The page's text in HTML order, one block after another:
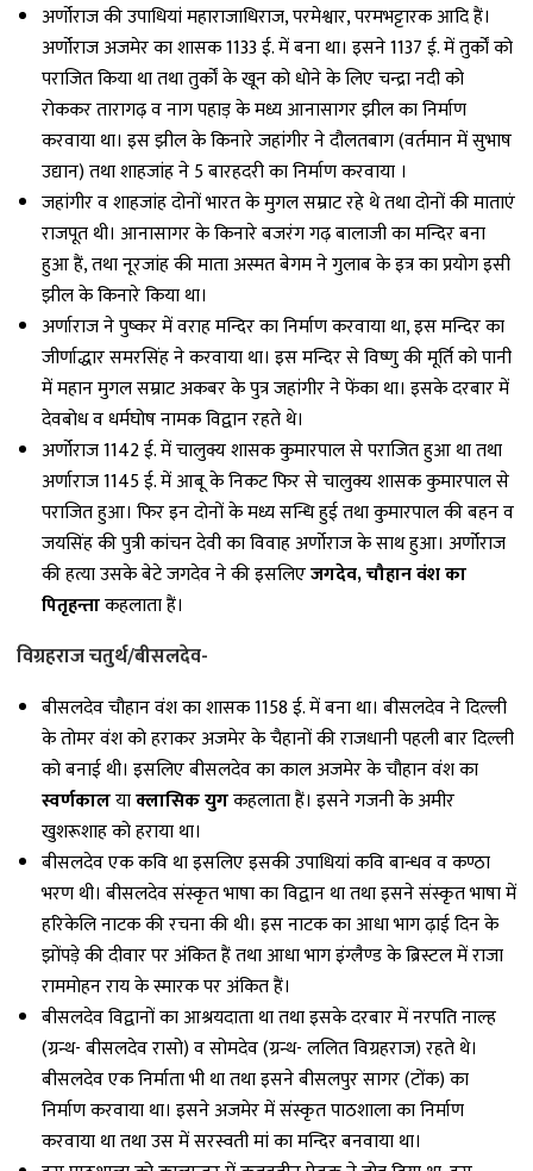
अर्णोराज की उपाधियां महाराजाधिराज, परमेश्वार, परमभट्टारक आदि हैं।
अर्णोराज अजमेर का शासक 1133 ई. में बना था। इसने 1137 ई. में तुर्कों को
पराजित किया था तथा तुर्कों के खून को धोने के लिए चन्द्रा नदी को
रोककर तारागढ़ व नाग पहाड़ के मध्य आनासागर झील का निर्माण
करवाया था। इस झील के किनारे जहांगीर ने दौलतबाग (वर्तमान में सुभाष
उद्यान) तथा शाहजांह ने 5 बारहदरी का निर्माण करवाया ।
जहांगीर व शाहजांह दोनों भारत के मुगल सम्राट रहे थे तथा दोनों की माताएं
राजपूत थी। आनासागर के किनारे बजरंग गढ़ बालाजी का मन्दिर बना
हुआ हैं, तथा नूरजांह की माता अस्मत बेगम ने गुलाब के इत्र का प्रयोग इसी
झील के किनारे किया था।
अर्णाराज ने पुष्कर में वराह मन्दिर का निर्माण करवाया था, इस मन्दिर का
जीर्णाद्धार समरसिंह ने करवाया था। इस मन्दिर से विष्णु की मूर्ति को पानी
में महान मुगल सम्राट अकबर के पुत्र जहांगीर ने फेंका था। इसके दरबार में
देवबोध व धर्मघोष नामक विद्वान रहते थे।
अर्णोराज 1142 ई. में चालुक्य शासक कुमारपाल से पराजित हुआ था तथा
अर्णाराज 1145 ई. में आबू के निकट फिर से चालुक्य शासक कुमारपाल से
पराजित हुआ। फिर इन दोनों के मध्य सन्धि हुई तथा कुमारपाल की बहन व
जयसिंह की पुत्री कांचन देवी का विवाह अर्णोराज के साथ हुआ। अर्णोराज
की हत्या उसके बेटे जगदेव ने की इसलिएजगदेव, चौहान वंश का
पितृहन्ताकहलाता हैं।
विग्रहराज चतुर्थ/बीसलदेव-
बीसलदेव चौहान वंश का शासक 1158 ई. में बना था। बीसलदेव ने दिल्ली
के तोमर वंश को हराकर अजमेर के चैहानों की राजधानी पहली बार दिल्ली
को बनाई थी। इसलिए बीसलदेव का काल अजमेर के चौहान वंश का
स्वर्णकालयाक्लासिक युगकहलाता हैं। इसने गजनी के अमीर
खुशरूशाह को हराया था।
बीसलदेव एक कवि था इसलिए इसकी उपाधियां कवि बान्धव व कण्ठा
भरण थी। बीसलदेव संस्कृत भाषा का विद्वान था तथा इसने संस्कृत भाषा में
हरिकेलि नाटक की रचना की थी। इस नाटक का आधा भाग ढ़ाई दिन के
झोंपड़े की दीवार पर अंकित हैं तथा आधा भाग इंग्लैण्ड के ब्रिस्टल में राजा
राममोहन राय के स्मारक पर अंकित हैं।
बीसलदेव विद्वानों का आश्रयदाता था तथा इसके दरबार में नरपति नाल्ह
(ग्रन्थ- बीसलदेव रासो) व सोमदेव (ग्रन्थ- ललित विग्रहराज) रहते थे।
बीसलदेव एक निर्माता भी था तथा इसने बीसलपुर सागर (टोंक) का
निर्माण करवाया था। इसने अजमेर में संस्कृत पाठशाला का निर्माण
करवाया था तथा उस में सरस्वती मां का मन्दिर बनवाया था।